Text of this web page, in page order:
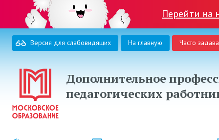
Перейти на
Версия для слабовидящих На главную Часто
Дополнительное
педагогических